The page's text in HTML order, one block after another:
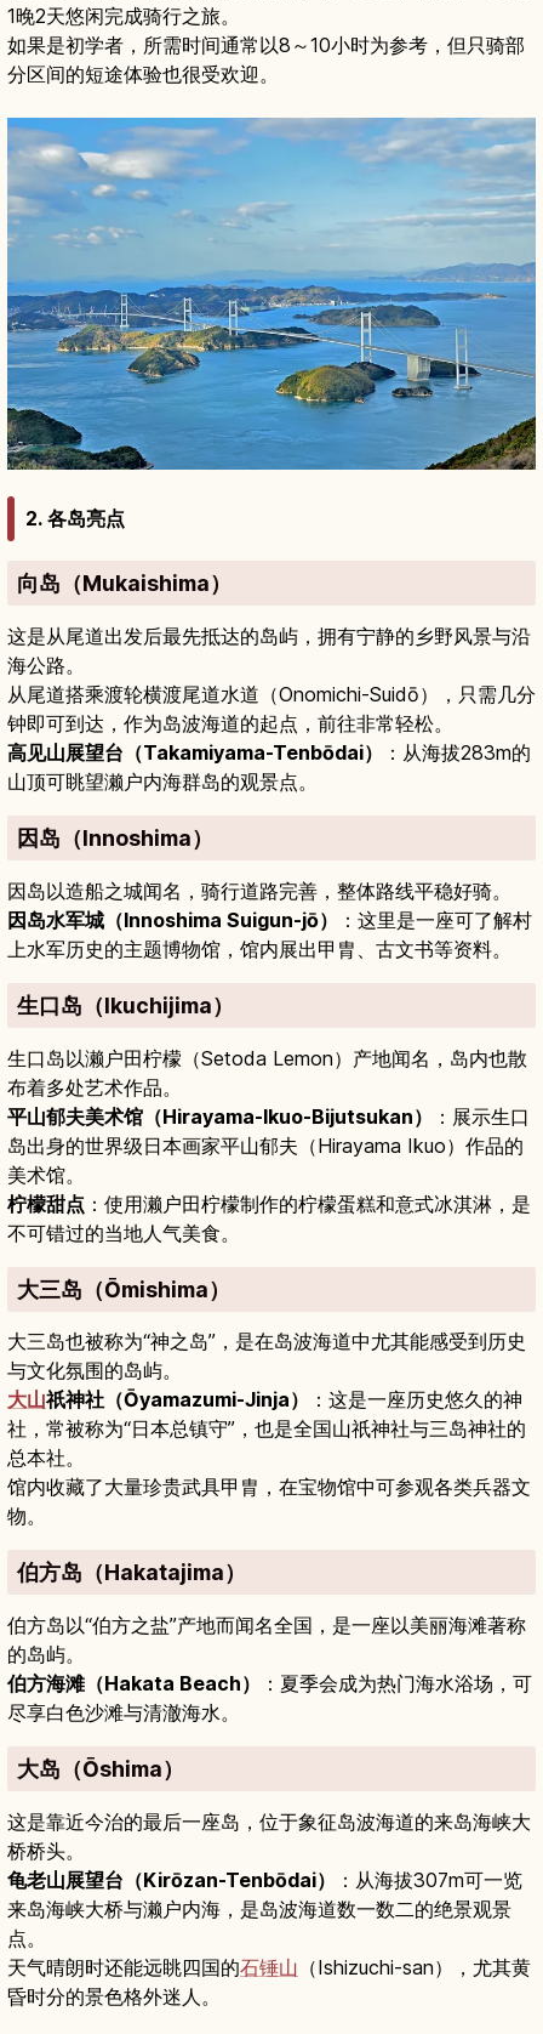
1晚2天悠闲完成骑行之旅。
如果是初学者，所需时间通常以8～10小时为参考，但只骑部
分区间的短途体验也很受欢迎。
2. 各岛亮点
向岛（Mukaishima）
这是从尾道出发后最先抵达的岛屿，拥有宁静的乡野风景与沿
海公路。
从尾道搭乘渡轮横渡尾道水道（Onomichi-Suidō），只需几分
钟即可到达，作为岛波海道的起点，前往非常轻松。
高见山展望台（Takamiyama-Tenbōdai）
：从海拔283m的
山顶可眺望濑户内海群岛的观景点。
因岛（Innoshima）
因岛以造船之城闻名，骑行道路完善，整体路线平稳好骑。
因岛水军城（Innoshima Suigun-jō）
：这里是一座可了解村
上水军历史的主题博物馆，馆内展出甲胄、古文书等资料。
生口岛（Ikuchijima）
生口岛以濑户田柠檬（Setoda Lemon）产地闻名，岛内也散
布着多处艺术作品。
平山郁夫美术馆（Hirayama-Ikuo-Bijutsukan）
：展示生口
岛出身的世界级日本画家平山郁夫（Hirayama Ikuo）作品的
美术馆。
柠檬甜点 ：使用濑户田柠檬制作的柠檬蛋糕和意式冰淇淋，是
不可错过的当地人气美食。
大三岛（Ōmishima）
大三岛也被称为“神之岛”，是在岛波海道中尤其能感受到历史
与文化氛围的岛屿。
大山祇神社（Ōyamazumi-Jinja）
：这是一座历史悠久的神
社，常被称为“日本总镇守”，也是全国山祇神社与三岛神社的
总本社。
馆内收藏了大量珍贵武具甲胄，在宝物馆中可参观各类兵器文
物。
伯方岛（Hakatajima）
伯方岛以“伯方之盐”产地而闻名全国，是一座以美丽海滩著称
的岛屿。
伯方海滩（Hakata Beach）
：夏季会成为热门海水浴场，可
尽享白色沙滩与清澈海水。
大岛（Ōshima）
这是靠近今治的最后一座岛，位于象征岛波海道的来岛海峡大
桥桥头。
龟老山展望台（Kirōzan-Tenbōdai）
：从海拔307m可一览
来岛海峡大桥与濑户内海，是岛波海道数一数二的绝景观景
点。
天气晴朗时还能远眺四国的石锤山 （Ishizuchi-san），尤其黄
昏时分的景色格外迷人。